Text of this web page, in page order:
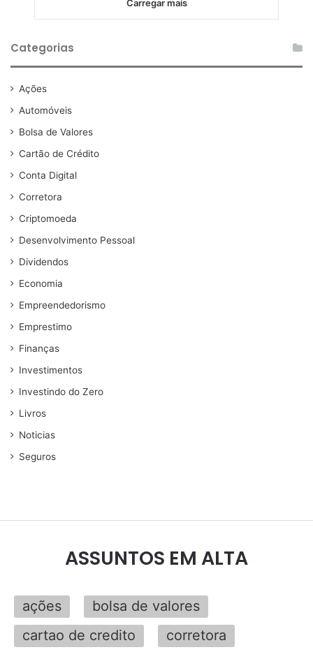
Carregar mais
Categorias
Ações
Automóveis
Bolsa de Valores
Cartão de Crédito
Conta Digital
Corretora
Criptomoeda
Desenvolvimento Pessoal
Dividendos
Economia
Empreendedorismo
Emprestimo
Finanças
Investimentos
Investindo do Zero
Livros
Noticias
Seguros
ASSUNTOS EM ALTA
ações
bolsa de valores
cartao de credito
corretora